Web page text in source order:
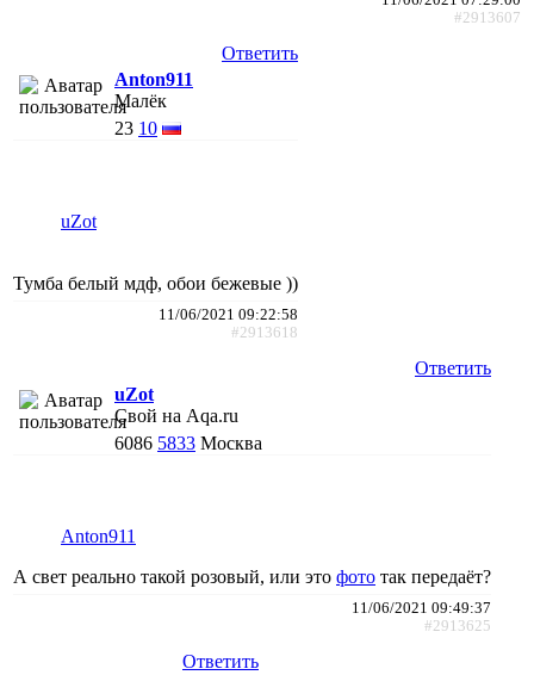
#2913607
Ответить
Anton911
Малёк
23 10
uZot
Тумба белый мдф, обои бежевые ))
11/06/2021 09:22:58
#2913618
Ответить
uZot
Свой на Aqa.ru
6086 5833 Москва
Anton911
А свет реально такой розовый, или это фото так передаёт?
11/06/2021 09:49:37
#2913625
Ответить